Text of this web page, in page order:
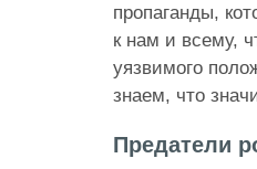
пропаганды,
к нам и всему,
уязвимого
знаем, что
Предатели